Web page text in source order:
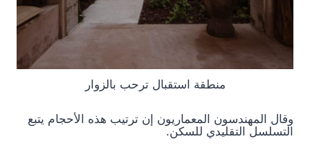
منطقة استقبال ترحب بالزوار
وقال المهندسون المعماريون إن ترتيب هذه الأحجام يتبع
التسلسل التقليدي للسكن.